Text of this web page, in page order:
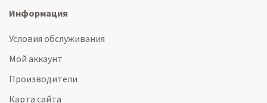
Информация
Условия обслуживания
Мой аккаунт
Производители
Карта сайта